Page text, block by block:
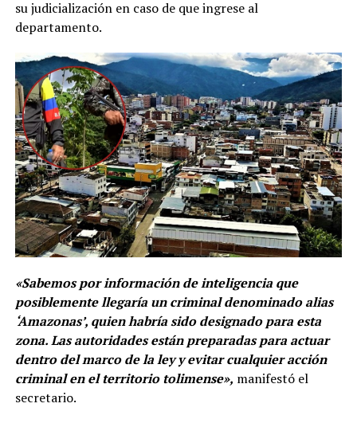
su judicialización en caso de que ingrese al
departamento.
«Sabemos por información de inteligencia que
posiblemente llegaría un criminal denominado alias
‘Amazonas’, quien habría sido designado para esta
zona. Las autoridades están preparadas para actuar
dentro del marco de la ley y evitar cualquier acción
criminal en el territorio tolimense», manifestó el
secretario.